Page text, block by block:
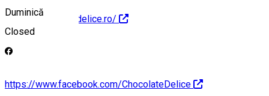
Duminică
Closed
https://chocolatedelice.ro/
https://www.facebook.com/ChocolateDelice